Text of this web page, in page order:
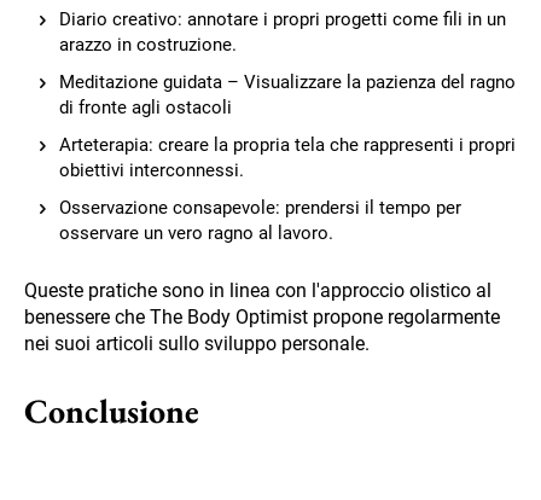
Diario creativo: annotare i propri progetti come fili in un
arazzo in costruzione.
Meditazione guidata – Visualizzare la pazienza del ragno
di fronte agli ostacoli
Arteterapia: creare la propria tela che rappresenti i propri
obiettivi interconnessi.
Osservazione consapevole: prendersi il tempo per
osservare un vero ragno al lavoro.
Queste pratiche sono in linea con l'approccio olistico al
benessere che The Body Optimist propone regolarmente
nei suoi articoli sullo sviluppo personale.
Conclusione